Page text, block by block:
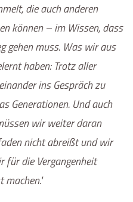
die auch anderen
können – im Wissen, dass
gehen muss. Was wir aus
haben: Trotz aller
ins Gespräch zu
Generationen. Und auch
wir weiter daran
nicht abreißt und wir
für die Vergangenheit